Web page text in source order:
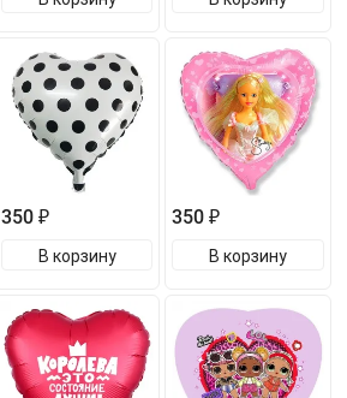
350 ₽
В корзину
350 ₽
В корзину